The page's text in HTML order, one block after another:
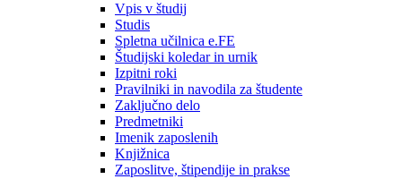
Vpis v študij
Studis
Spletna učilnica e.FE
Študijski koledar in urnik
Izpitni roki
Pravilniki in navodila za študente
Zaključno delo
Predmetniki
Imenik zaposlenih
Knjižnica
Zaposlitve, štipendije in prakse